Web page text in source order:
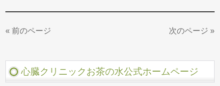
« 前のページ 次のページ »
心臓クリニックお茶の水公式ホームページ